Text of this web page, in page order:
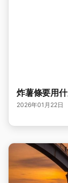
炸薯條要用
2026年01月22日